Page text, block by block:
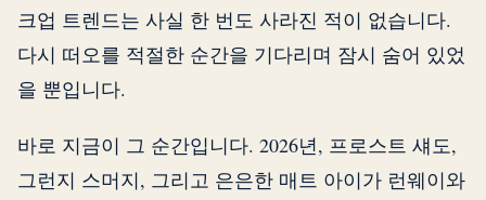
크업 트렌드는 사실 한 번도 사라진 적이 없습니다.
다시 떠오를 적절한 순간을 기다리며 잠시 숨어 있었
을 뿐입니다.
바로 지금이 그 순간입니다. 2026년, 프로스트 섀도,
그런지 스머지, 그리고 은은한 매트 아이가 런웨이와